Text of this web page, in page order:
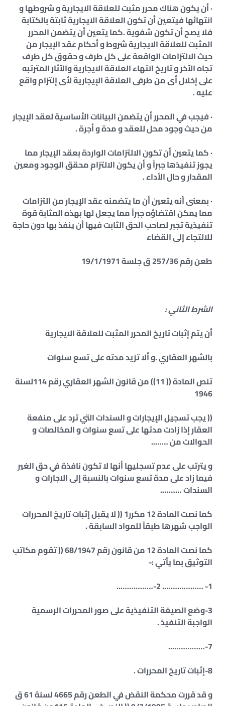
· أن يكون هناك محرر مثبت للعلاقة الايجارية و شروطها و
انتهائها فيتعين أن تكون العلاقة الايجارية ثابتة بالكتابة
فلا يصح أن تكون شفوية .كما يتعين أن يتضمن المحرر
المثبت للعلاقة الايجارية شروط و أحكام عقد الإيجار من
حيث الالتزامات الواقعة على كل طرف و حقوق كل طرف
تجاه الآخر و تاريخ انتهاء العلاقة الايجارية والآثار المترتبه
على إخلال أى من طرفى العلاقة الإيجارية لأى إلتزام واقع
عليه .
· فيجب في المحرر أن يتضمن البيانات الأساسية لعقد الإيجار
من حيث وجود محل للعقد و مدة و أجرة .
· كما يتعين أن تكون الالتزامات الواردة بعقد الإيجار مما
يجوز تنفيذها جبراً و أن يكون الالتزام محقق الوجود ومعين
المقدار و حال الأداء .
· بمعنى أنه يتعين أن ما يتضمنه عقد الإيجار من التزامات
مما يمكن اقتضاؤه جبراً مما يجعل لها بهذه المثابة قوة
تنفيذية تجبر لصاحب الحق الثابت فيها أن ينفذ بها دون حاجة
للالتجاء إلى القضاء
طعن رقم 257/36 ق جلسة 19/1/1971
الشرط الثاني :
أن يتم إثبات تاريخ المحرر المثبت للعلاقة الايجارية
بالشهر العقاري .و ألا تزيد مدته على تسع سنوات
تنص المادة (( 11)) من قانون الشهر العقاري رقم 114لسنة
1946
(( يجب تسجيل الإيجارات و السندات التي ترد على منفعة
العقار إذا زادت مدتها على تسع سنوات و المخالصات و
الحوالات من ……..
و يترتب على عدم تسجليها أنها لا تكون نافذة في حق الغير
فيما زاد على مدة تسع سنوات بالنسبة إلى الاجارات و
السندات ……….
كما نصت المادة 12 مكرر1 (( لا يقبل إثبات تاريخ المحررات
الواجب شهرها طبقاً للمواد السابقة .
كما نصت المادة 12 من قانون رقم 68/1947 (( تقوم مكاتب
التوثيق بما يأتي :-
1- ………………. 2-……………..
3-وضع الصيغة التنفيذية على صور المحررات الرسمية
الواجبة التنفيذ .
7-……………..
8-إثبات تاريخ المحررات .
و قد قررت محكمة النقض في الطعن رقم 4665 لسنة 61 ق